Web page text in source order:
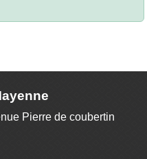
Pierre de coubertin